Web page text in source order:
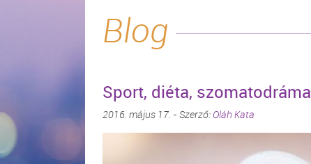
Blog
Sport, diéta, szomatodráma
2016. május 17. - Szerző: Oláh Kata